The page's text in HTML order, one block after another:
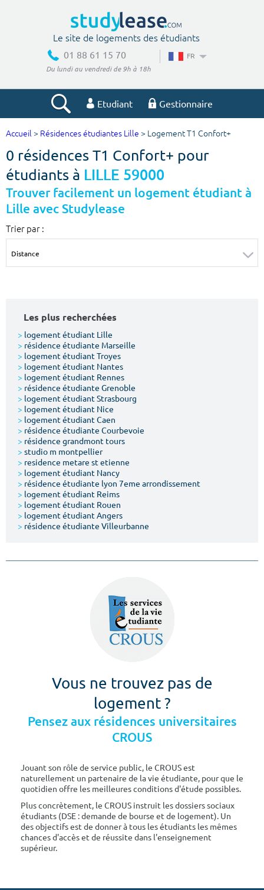
Le site de logements des étudiants
01 88 61 15 70
Du lundi au vendredi de 9h à 18h
FR
Etudiant Gestionnaire
Votre recherche
Ville, école
Type de location
Votre date d'entrée
Accueil > Résidences étudiantes Lille > Logement T1 Confort+
0 résidences T1 Confort+ pour
étudiants à LILLE 59000
Trouver facilement un logement étudiant à
Lille avec Studylease
Trier par :
Les plus recherchées
> logement étudiant Lille
> résidence étudiante Marseille
> logement étudiant Troyes
> logement étudiant Nantes
> logement étudiant Rennes
> résidence étudiante Grenoble
> logement étudiant Strasbourg
> logement étudiant Nice
> logement étudiant Caen
> résidence étudiante Courbevoie
> résidence grandmont tours
> studio m montpellier
> residence metare st etienne
> logement étudiant Nancy
> résidence étudiante lyon 7eme arrondissement
> logement étudiant Reims
> logement étudiant Rouen
> logement étudiant Angers
> résidence étudiante Villeurbanne
Vous ne trouvez pas de
logement ?
Pensez aux résidences universitaires
CROUS
Jouant son rôle de service public, le CROUS est
naturellement un partenaire de la vie étudiante, pour que le
quotidien offre les meilleures conditions d'étude possibles.
Plus concrètement, le CROUS instruit les dossiers sociaux
étudiants (DSE : demande de bourse et de logement). Un
des objectifs est de donner à tous les étudiants les mêmes
chances d'accès et de réussite dans l'enseignement
supérieur.